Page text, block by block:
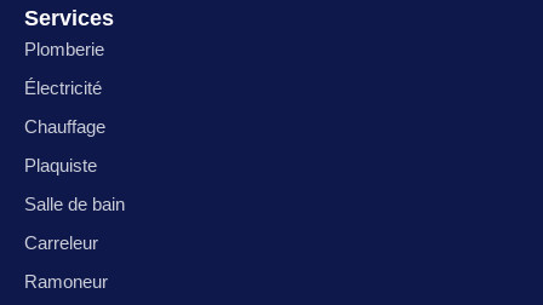
Services
Plomberie
Électricité
Chauffage
Plaquiste
Salle de bain
Carreleur
Ramoneur